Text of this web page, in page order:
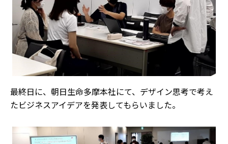
最終日に、朝日生命多摩本社にて、デザイン思考で考え
たビジネスアイデアを発表してもらいました。